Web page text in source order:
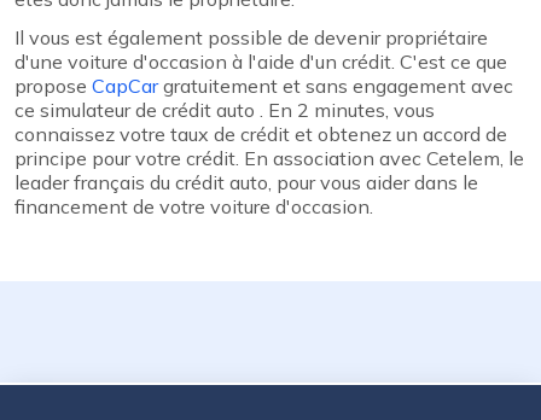
Il vous est également possible de devenir propriétaire
d'une voiture d'occasion à l'aide d'un crédit. C'est ce que
propose CapCargratuitement et sans engagement avec
ce simulateur de crédit auto . En 2 minutes, vous
connaissez votre taux de crédit et obtenez un accord de
principe pour votre crédit. En association avec Cetelem, le
leader français du crédit auto, pour vous aider dans le
financement de votre voiture d'occasion.